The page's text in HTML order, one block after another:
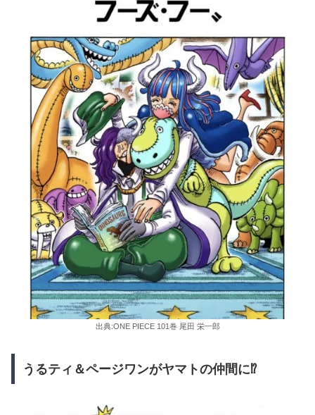
出典:ONE PIECE 101巻 尾田 栄一郎
うるティ＆ページワンがヤマトの仲間に⁉︎